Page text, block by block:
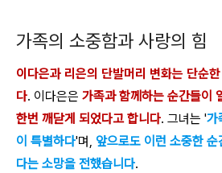
가족의 소중함과 사랑의 힘
이다은과 리은의 단발머리 변화는 단순
다. 이다은은 가족과 함께하는 순간들이
한번 깨닫게 되었다고 합니다. 그녀는 '가
이 특별하다'며, 앞으로도 이런 소중한
다는 소망을 전했습니다.